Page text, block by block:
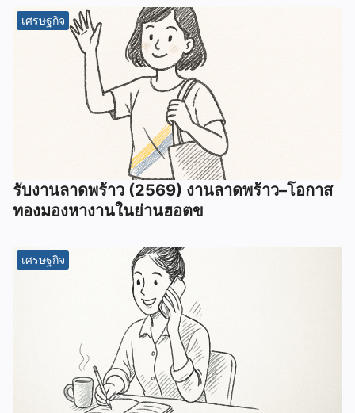
เศรษฐกิจ
รับงานลาดพร้าว (2569) งานลาดพร้าว–โอกาส
ทองมองหางานในย่านฮอตข
เศรษฐกิจ